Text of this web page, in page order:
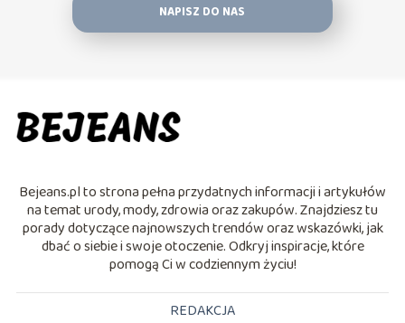
NAPISZ DO NAS
Bejeans.pl to strona pełna przydatnych informacji i artykułów
na temat urody, mody, zdrowia oraz zakupów. Znajdziesz tu
porady dotyczące najnowszych trendów oraz wskazówki, jak
dbać o siebie i swoje otoczenie. Odkryj inspiracje, które
pomogą Ci w codziennym życiu!
REDAKCJA